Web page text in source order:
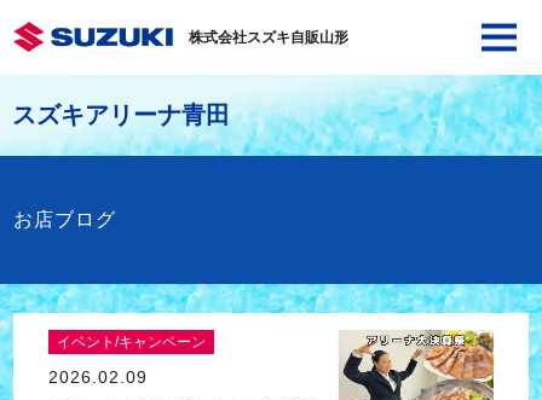
株式会社スズキ自販山形
スズキアリーナ青田
お店ブログ
イベント/キャンペーン
2026.02.09